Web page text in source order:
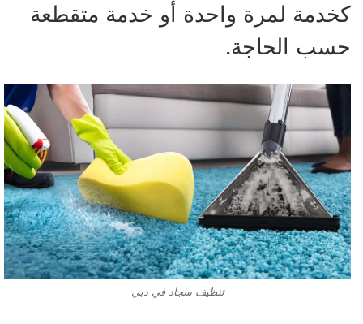
كخدمة لمرة واحدة أو خدمة متقطعة
حسب الحاجة.
تنظيف سجاد في دبي